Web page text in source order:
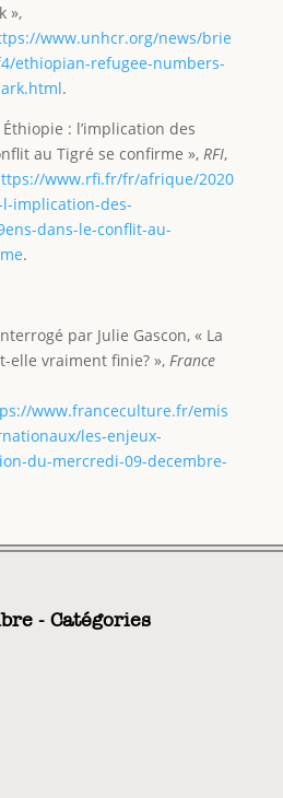
»,
www.unhcr.org/news/brie
ethiopian-refugee-numbers-
.
: l’implication des
au Tigré se confirme », RFI,
www.rfi.fr/fr/afrique/2020
l-implication-des-
dans-le-conflit-au-
.
par Julie Gascon, « La
elle vraiment finie? », France
www.franceculture.fr/emis
les-enjeux-
du-mercredi-09-decembre-
- Catégories